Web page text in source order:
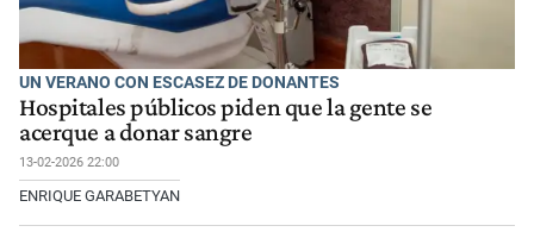
UN VERANO CON ESCASEZ DE DONANTES
Hospitales públicos piden que la gente se
acerque a donar sangre
13-02-2026 22:00
ENRIQUE GARABETYAN